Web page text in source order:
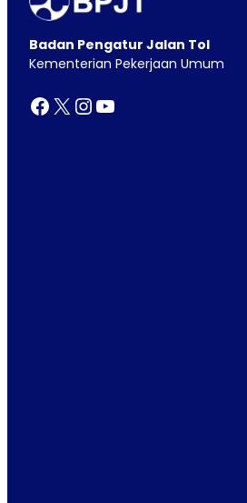
Badan Pengatur Jalan Tol
Kementerian Pekerjaan Umum
Facebook X InstagramYouTube